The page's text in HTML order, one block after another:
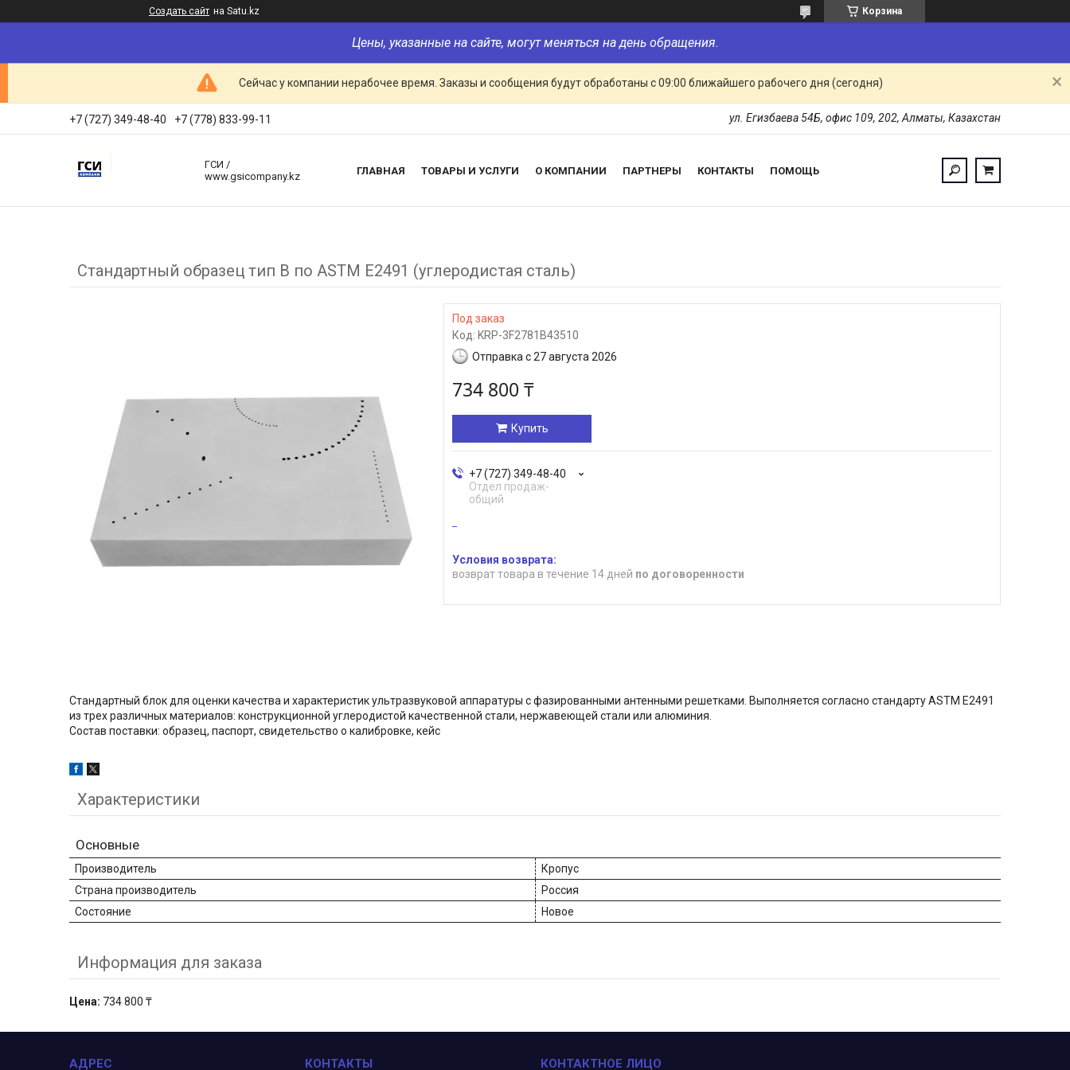
Создать сайт на Satu.kz Корзина
Цены, указанные на сайте, могут меняться на день обращения.
Сейчас у компании нерабочее время. Заказы и сообщения будут обработаны с 09:00 ближайшего рабочего дня (сегодня)
+7 (727) 349-48-40 +7 (778) 833-99-11 ул. Егизбаева 54Б, офис 109, 202, Алматы, Казахстан
ГСИ /
www.gsicompany.kz
ГЛАВНАЯ ТОВАРЫ И УСЛУГИ О КОМПАНИИ ПАРТНЕРЫ КОНТАКТЫ ПОМОЩЬ
Стандартный образец тип B по ASTM E2491 (углеродистая сталь)
Под заказ
Код: KRP-3F2781B43510
Отправка с 27 августа 2026
734 800 ₸
Купить
+7 (727) 349-48-40
Отдел продаж-
общий
возврат товара в течение 14 дней по договоренности
Стандартный блок для оценки качества и характеристик ультразвуковой аппаратуры с фазированными антенными решетками. Выполняется согласно стандарту ASTM E2491
из трех различных материалов: конструкционной углеродистой качественной стали, нержавеющей стали или алюминия.
Состав поставки: образец, паспорт, свидетельство о калибровке, кейс
Характеристики
Основные
Производитель
Кропус
Страна производитель
Россия
Состояние
Новое
Информация для заказа
Цена: 734 800 ₸